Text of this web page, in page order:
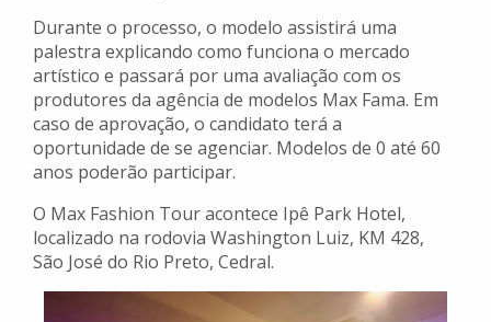
Durante o processo, o modelo assistirá uma
palestra explicando como funciona o mercado
artístico e passará por uma avaliação com os
produtores da agência de modelos Max Fama. Em
caso de aprovação, o candidato terá a
oportunidade de se agenciar. Modelos de 0 até 60
anos poderão participar.
O Max Fashion Tour acontece Ipê Park Hotel,
localizado na rodovia Washington Luiz, KM 428,
São José do Rio Preto, Cedral.